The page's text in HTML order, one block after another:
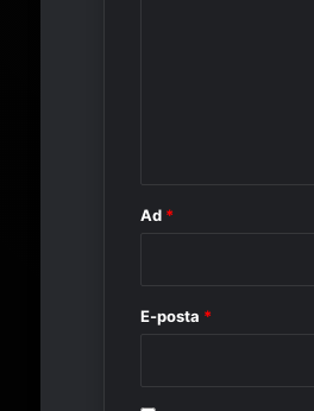
Ad *
E-posta *